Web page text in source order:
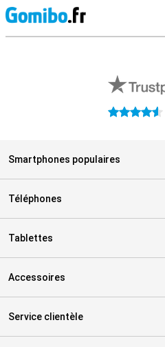
4.6 étoiles
Smartphones populaires
Téléphones
Tablettes
Accessoires
Service clientèle